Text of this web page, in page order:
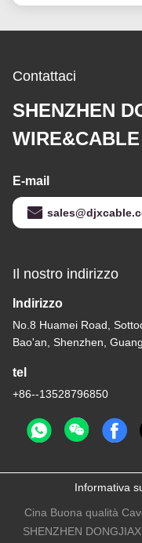
Contattaci
SHENZHEN
E-mail
Il nostro indirizzo
Indirizzo
No.8 Huamei Road,
Bao'an, Shenzhen,
tel
+86--13528796850
Informativa
Cina Buona qualità
SHENZHEN